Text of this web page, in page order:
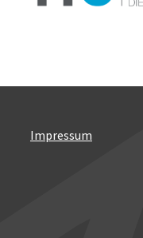
Impressum